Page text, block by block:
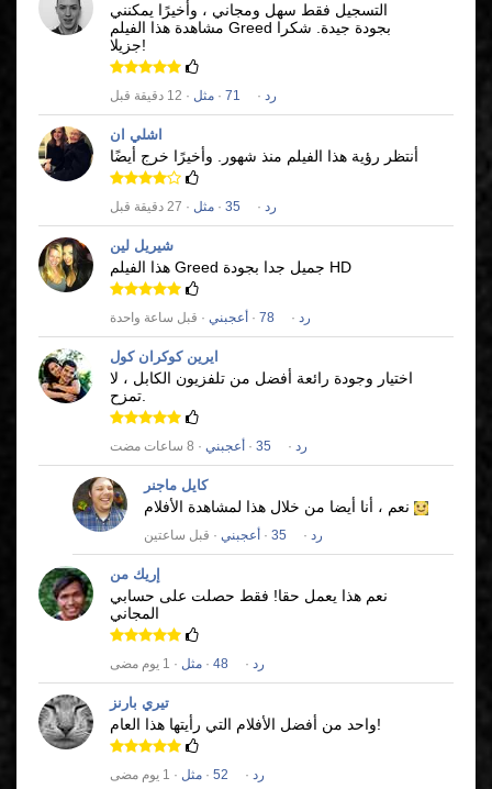
التسجيل فقط سهل ومجاني ، وأخيرًا يمكنني
Greed بجودة جيدة. شكرا
جزيلا!
رد ·
71
· مثل · 12 دقيقة قبل
اشلي ان
أنتظر رؤية هذا الفيلم منذ شهور. وأخيرًا خرج أيضًا
رد ·
35
· مثل · 27 دقيقة قبل
شيريل لين
Greed جميل جدا بجودة HD
رد ·
78
· أعجبني · قبل ساعة واحدة
ايرين كوكران كول
اختيار وجودة رائعة أفضل من تلفزيون الكابل ، لا
تمزح.
رد ·
35
· أعجبني · 8 ساعات مضت
كايل ماجنر
رد ·
35
· أعجبني · قبل ساعتين
إريك من
نعم هذا يعمل حقا! فقط حصلت على حسابي
المجاني
رد ·
48
· مثل · 1 يوم مضى
تيري بارنز
واحد من أفضل الأفلام التي رأيتها هذا العام!
رد ·
52
· مثل · 1 يوم مضى